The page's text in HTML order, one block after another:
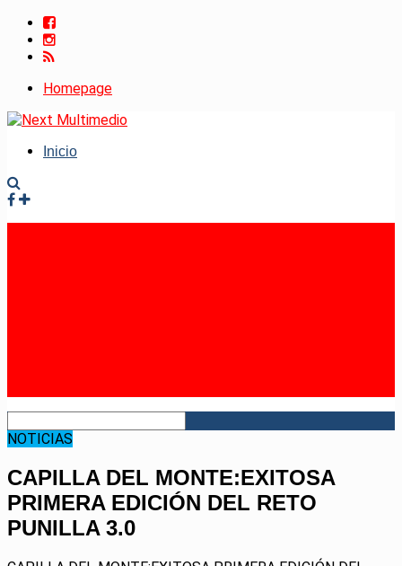
Homepage
Inicio
NOTICIAS
CAPILLA DEL MONTE:EXITOSA
PRIMERA EDICIÓN DEL RETO
PUNILLA 3.0